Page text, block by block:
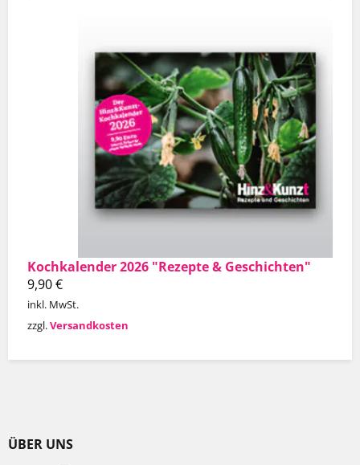
Kochkalender 2026 "Rezepte & Geschichten"
9,90€
inkl. MwSt.
zzgl.Versandkosten
ÜBER UNS